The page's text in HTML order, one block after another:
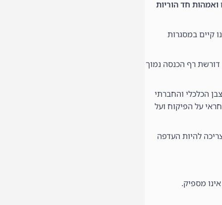
ואמהות חד הוריות
קיים במסגרות
רף הכנסה נמוך
הכלכלי והחברתי
על הפיקוח ועל
להיות העדפה
מספיק.